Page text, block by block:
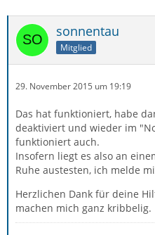
sonnentau
Mitglied
29. November 2015 um 19:19
Das hat funktioniert, habe
deaktiviert und wieder im
funktioniert auch.
Insofern liegt es also an
Ruhe austesten, ich melde
Herzlichen Dank für deine
machen mich ganz kribbelig.